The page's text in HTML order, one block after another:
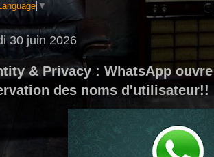
▼
30 juin 2026
& Privacy : WhatsApp
des noms d'utilisateur!!